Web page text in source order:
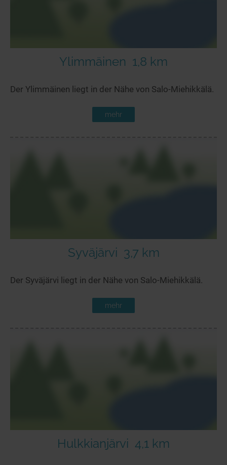
Ylimmäinen 1,8 km
Der Ylimmäinen liegt in der Nähe von Salo-Miehikkälä.
mehr
Syväjärvi 3,7 km
Der Syväjärvi liegt in der Nähe von Salo-Miehikkälä.
mehr
Hulkkianjärvi 4,1 km